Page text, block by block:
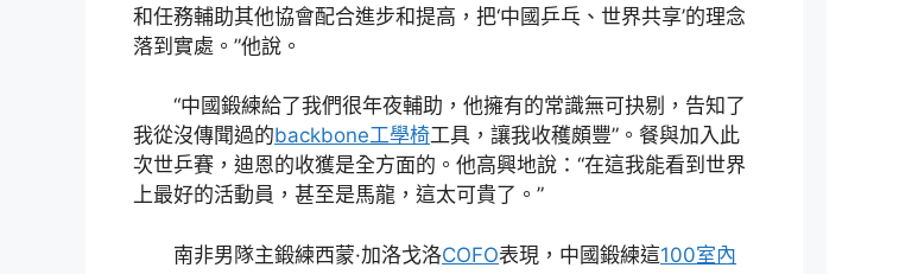
和任務輔助其他協會配合進步和提高，把‘中國乒乓、世界共享’的理念
落到實處。”他說。
“中國鍛練給了我們很年夜輔助，他擁有的常識無可抉剔，告知了
我從沒傳聞過的backbone工學椅工具，讓我收穫頗豐”。餐與加入此
次世乒賽，迪恩的收獲是全方面的。他高興地說：“在這我能看到世界
上最好的活動員，甚至是馬龍，這太可貴了。”
南非男隊主鍛練西蒙·加洛戈洛COFO表現，中國鍛練這100室內